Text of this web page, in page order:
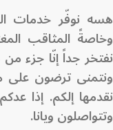
هسه نوفّر خدمات
وخاصةً المثاقب
نفتخر جداً إنّا جزء
ونتمنى ترضون على
نقدمها إلكم. إذا
وتتواصلون ويانا.